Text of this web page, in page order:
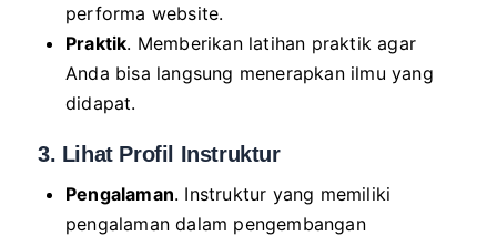
performa website.
Praktik. Memberikan latihan praktik agar
Anda bisa langsung menerapkan ilmu yang
didapat.
3. Lihat Profil Instruktur
Pengalaman. Instruktur yang memiliki
pengalaman dalam pengembangan